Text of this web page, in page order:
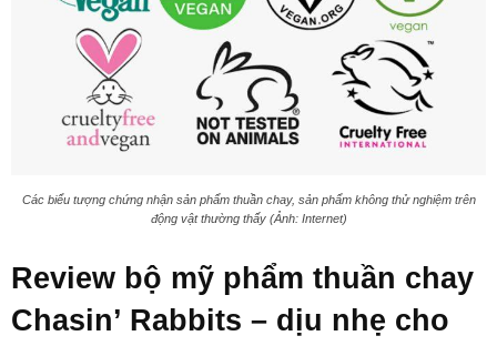
Các biểu tượng chứng nhận sản phẩm thuần chay, sản phẩm không thử nghiệm trên
động vật thường thấy (Ảnh: Internet)
Review bộ mỹ phẩm thuần chay
Chasin’ Rabbits – dịu nhẹ cho